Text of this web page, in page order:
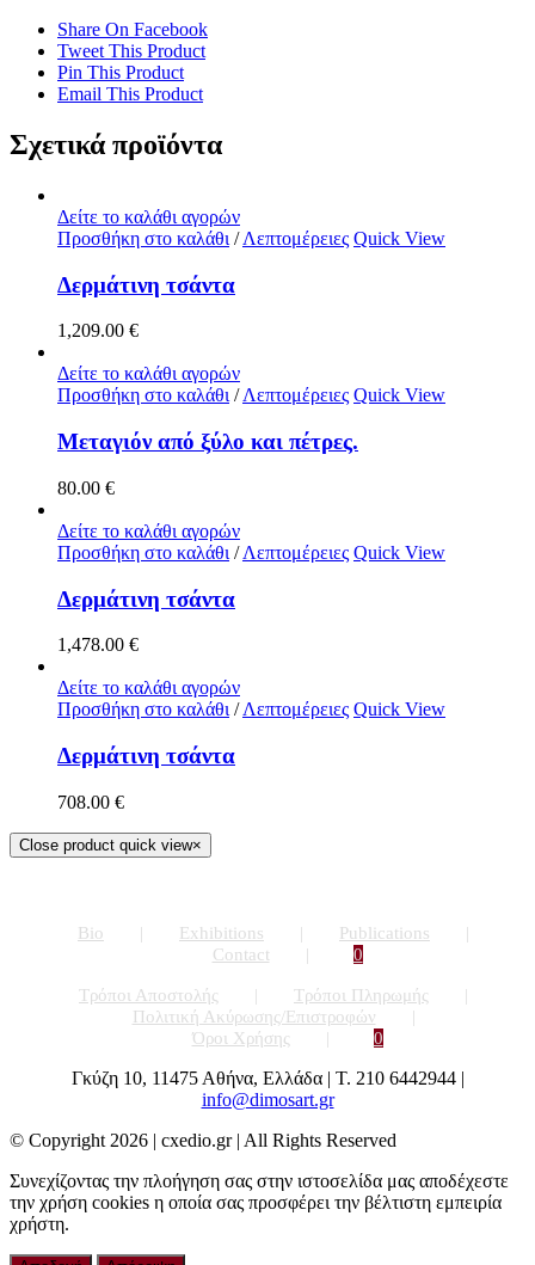
Share On Facebook
Tweet This Product
Pin This Product
Email This Product
Σχετικά προϊόντα
Δείτε το καλάθι αγορών
Προσθήκη στο καλάθι / Λεπτομέρειες Quick View
Δερμάτινη τσάντα
1,209.00 €
Δείτε το καλάθι αγορών
Προσθήκη στο καλάθι / Λεπτομέρειες Quick View
Μεταγιόν από ξύλο και πέτρες.
80.00 €
Δείτε το καλάθι αγορών
Προσθήκη στο καλάθι / Λεπτομέρειες Quick View
Δερμάτινη τσάντα
1,478.00 €
Δείτε το καλάθι αγορών
Προσθήκη στο καλάθι / Λεπτομέρειες Quick View
Δερμάτινη τσάντα
708.00 €
Close product quick view×
Bio Exhibitions
Publications
Contact
0
Τρόποι Αποστολής
Τρόποι Πληρωμής
Πολιτική Ακύρωσης/Επιστροφών
Όροι Χρήσης
0
Γκύζη 10, 11475 Αθήνα, Ελλάδα | Τ. 210 6442944 |
info@dimosart.gr
© Copyright 2026 | cxedio.gr | All Rights Reserved
Συνεχίζοντας την πλοήγηση σας στην ιστοσελίδα μας αποδέχεστε
την χρήση cookies η οποία σας προσφέρει την βέλτιστη εμπειρία
χρήστη.